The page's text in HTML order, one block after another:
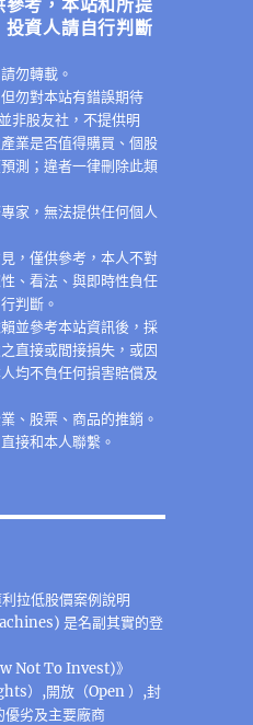
考，本站和所提
資人請自行判斷
勿轉載。
勿對本站有錯誤期待
非股友社，不提供明
業是否值得購買、個股
測；違者一律刪除此類
家，無法提供任何個人
，僅供參考，本人不對
、看法、與即時性負任
判斷。
並參考本站資訊後，採
直接或間接損失，或因
均不負任何損害賠償及
、股票、商品的推銷。
直接和本人聯繫。
拉低股價案例說明
是名副其實的登
Not To Invest)》
）,開放（Open ）,封
劣及主要廠商